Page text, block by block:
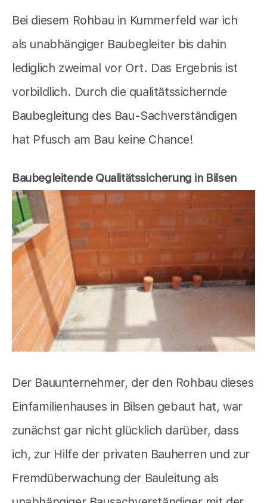
Bei diesem Rohbau in Kummerfeld war ich
als unabhängiger Baubegleiter bis dahin
lediglich zweimal vor Ort. Das Ergebnis ist
vorbildlich. Durch die qualitätssichernde
Baubegleitung des Bau-Sachverständigen
hat Pfusch am Bau keine Chance!
Baubegleitende Qualitätssicherung in Bilsen
Der Bauunternehmer, der den Rohbau dieses
Einfamilienhauses in Bilsen gebaut hat, war
zunächst gar nicht glücklich darüber, dass
ich, zur Hilfe der privaten Bauherren und zur
Fremdüberwachung der Bauleitung als